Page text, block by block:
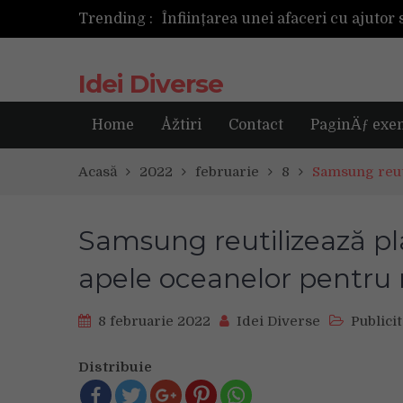
Trending :
Idei Diverse
Home Åžtiri Contact PaginÄƒ
Acasă 2022 februarie 8 Samsung
Samsung reutilizează
apele oceanelor pentru
8 februarie 2022 Idei Diverse
Distribuie